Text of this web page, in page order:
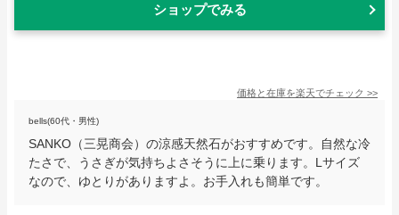
ショップでみる
価格と在庫を楽天でチェック >>
bells(60代・男性)
SANKO（三晃商会）の涼感天然石がおすすめです。自然な冷
たさで、うさぎが気持ちよさそうに上に乗ります。Lサイズ
なので、ゆとりがありますよ。お手入れも簡単です。